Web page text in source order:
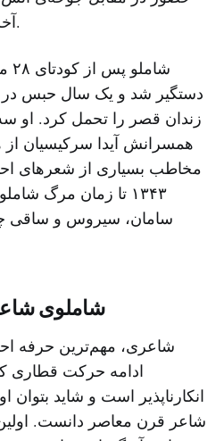
آخرین لحظات رهایی یافت.
دستگیر شد و یک سال حبس در
زندان قصر را تحمل کرد. او سه
همسرانش آیدا سرکیسیان
مخاطب بسیاری از شعرهای
۱۳۴۳ تا زمان مرگ
سامان،‌ سیروس و ساقی
شاملوی
شاعری، ‌مهم‌ترین حرفه‌
ادامه‌ حرکت قطاری که
انکارناپذیر است و شاید بتوان
شاعر قرن معاصر دانست.